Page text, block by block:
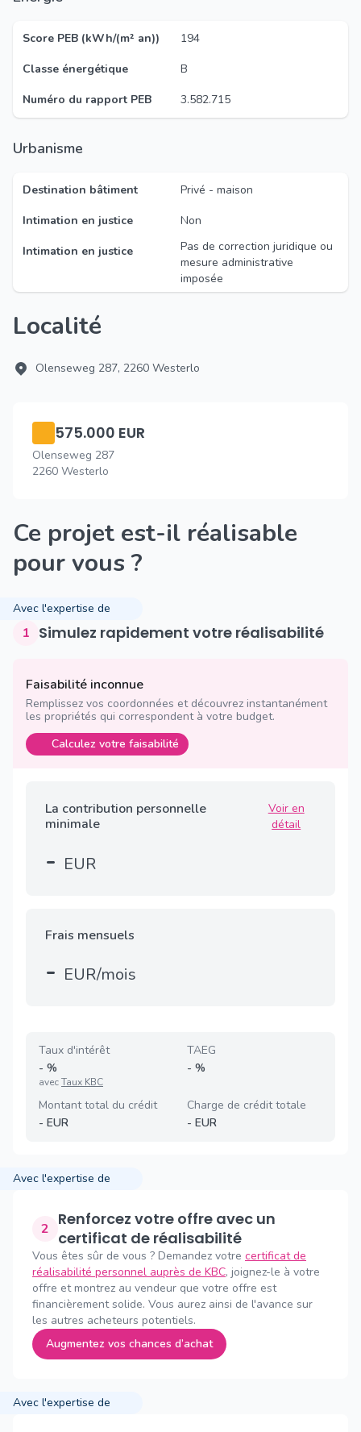
Score PEB (kWh/(m² an))
194
Classe énergétique
B
Numéro du rapport PEB
3.582.715
Urbanisme
Destination bâtiment
Privé - maison
Intimation en justice
Non
Intimation en justice
Pas de correction juridique ou
mesure administrative
imposée
Localité
Olenseweg 287, 2260 Westerlo
575.000 EUR
Olenseweg 287
2260 Westerlo
Ce projet est-il réalisable
pour vous ?
Avec l'expertise de
1 Simulez rapidement votre réalisabilité
Faisabilité inconnue
Remplissez vos coordonnées et découvrez instantanément
les propriétés qui correspondent à votre budget.
Calculez votre faisabilité
La contribution personnelle
minimale
Voir en
détail
- EUR
Frais mensuels
- EUR/mois
Taux d'intérêt
- %
avecTaux KBC
TAEG
- %
Montant total du crédit
- EUR
Charge de crédit totale
- EUR
Avec l'expertise de
2 Renforcez votre offre avec un
certificat de réalisabilité
Vous êtes sûr de vous ? Demandez votre certificat de
réalisabilité personnel auprès de KBC, joignez-le à votre
offre et montrez au vendeur que votre offre est
financièrement solide. Vous aurez ainsi de l'avance sur
les autres acheteurs potentiels.
Augmentez vos chances d’achat
Avec l'expertise de